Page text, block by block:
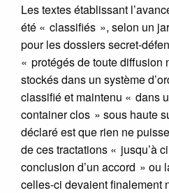
Les textes établissant
été « classifiés », selon un
pour les dossiers secret-
« protégés de toute diffusion
stockés dans un système
classifié et maintenu « dans
container clos » sous haute
déclaré est que rien ne
de ces tractations « jusqu’à
conclusion d’un accord » ou
celles-ci devaient finalement